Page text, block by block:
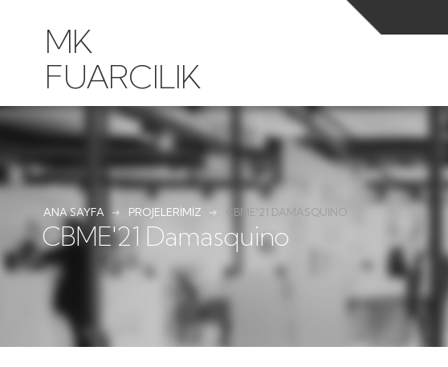
MK
FUARCILIK
ANA SAYFA PROJELERIMIZ CBME'21 DAMASQUINO
CBME'21 Damasquino